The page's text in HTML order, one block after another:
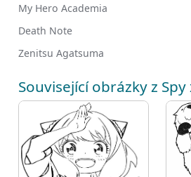
My Hero Academia
Death Note
Zenitsu Agatsuma
Související obrázky z Spy